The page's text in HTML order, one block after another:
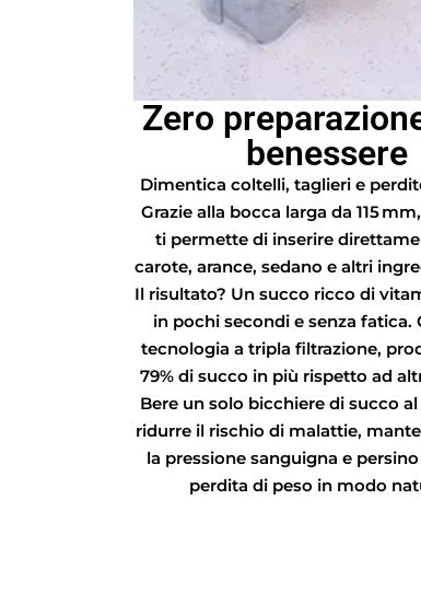
Zero
benessere
Dimentica coltelli, taglieri e
Grazie alla bocca larga da 115
ti permette di inserire
carote, arance, sedano e altri
Il risultato? Un succo ricco di
in pochi secondi e senza fatica.
tecnologia a tripla filtrazione,
79% di succo in più rispetto ad
Bere un solo bicchiere di succo
ridurre il rischio di malattie,
la pressione sanguigna e
perdita di peso in modo